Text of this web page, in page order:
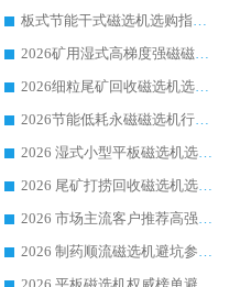
板式节能干式磁选机选购指南，源头生产厂家华体会手机网页版-华体会(中国) 综合实力可观
2026矿用湿式高梯度强磁磁选机选购指南，临朐靠谱磁电生产厂家华体会手机网页版-华体会(中国) 详解
2026细粒尾矿回收磁选机选购指南 产业集群优质生产厂家华体会手机网页版-华体会(中国) 解析
2026节能低耗永磁磁选机行业优选标杆 临朐华体会手机网页版-华体会(中国) 专业生产厂家
2026 湿式小型平板磁选机选矿适配设备 临朐华体会手机网页版-华体会(中国) 实体生产厂家直供
2026 尾矿打捞回收磁选机选购 主流市场推荐实力生产厂家
2026 市场主流客户推荐高强磁高效磁选机靠谱生产厂家
2026 制药顺流磁选机避坑参考：售后完善案例多厂家华体会手机网页版-华体会(中国)